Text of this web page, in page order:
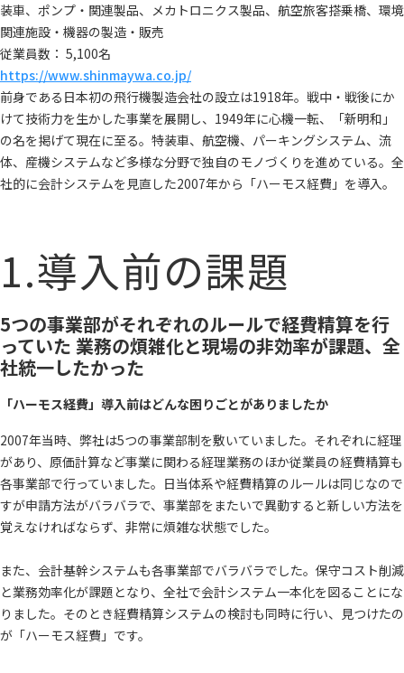
装車、ポンプ・関連製品、メカトロニクス製品、航空旅客搭乗橋、環境
関連施設・機器の製造・販売
従業員数： 5,100名
https://www.shinmaywa.co.jp/
前身である日本初の飛行機製造会社の設立は1918年。戦中・戦後にか
けて技術力を生かした事業を展開し、1949年に心機一転、「新明和」
の名を掲げて現在に至る。特装車、航空機、パーキングシステム、流
体、産機システムなど多様な分野で独自のモノづくりを進めている。全
社的に会計システムを見直した2007年から「ハーモス経費」を導入。
1.導入前の課題
5つの事業部がそれぞれのルールで経費精算を行
っていた 業務の煩雑化と現場の非効率が課題、全
社統一したかった
「ハーモス経費」導入前はどんな困りごとがありましたか
2007年当時、弊社は5つの事業部制を敷いていました。それぞれに経理
があり、原価計算など事業に関わる経理業務のほか従業員の経費精算も
各事業部で行っていました。日当体系や経費精算のルールは同じなので
すが申請方法がバラバラで、事業部をまたいで異動すると新しい方法を
覚えなければならず、非常に煩雑な状態でした。
また、会計基幹システムも各事業部でバラバラでした。保守コスト削減
と業務効率化が課題となり、全社で会計システム一本化を図ることにな
りました。そのとき経費精算システムの検討も同時に行い、見つけたの
が「ハーモス経費」です。